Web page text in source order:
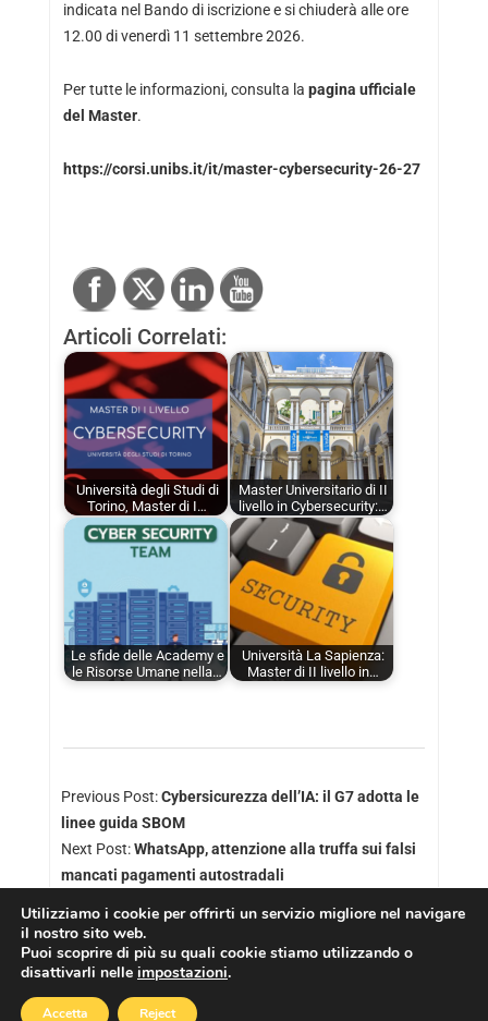
indicata nel Bando di iscrizione e si chiuderà alle ore
12.00 di venerdì 11 settembre 2026.
Per tutte le informazioni, consulta la pagina ufficiale
del Master.
https://corsi.unibs.it/it/master-cybersecurity-26-27
Articoli Correlati:
Università degli Studi di
Torino, Master di I…
Master Universitario di II
livello in Cybersecurity:…
Le sfide delle Academy e
le Risorse Umane nella…
Università La Sapienza:
Master di II livello in…
Previous Post:Cybersicurezza dell’IA: il G7 adotta le
linee guida SBOM
Next Post:WhatsApp, attenzione alla truffa sui falsi
mancati pagamenti autostradali
Copyright © 2026
Utilizziamo i cookie per offrirti un servizio migliore nel navigare
il nostro sito web.
Puoi scoprire di più su quali cookie stiamo utilizzando o
disattivarli nelle impostazioni.
Accetta Reject